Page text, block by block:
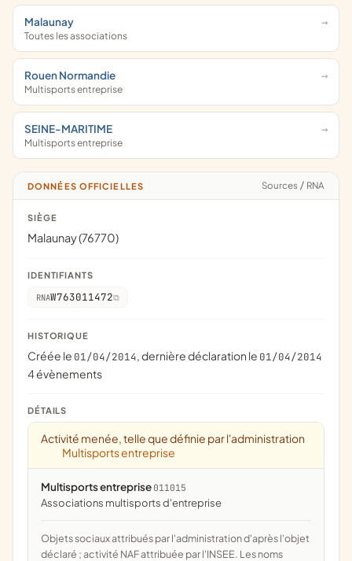
Malaunay
Toutes les associations
Rouen Normandie
Multisports entreprise
SEINE-MARITIME
Multisports entreprise
DONNÉES OFFICIELLES Sources / RNA
SIÈGE
Malaunay (76770)
IDENTIFIANTS
RNAW763011472
HISTORIQUE
Créée le 01/04/2014, dernière déclaration le 01/04/2014
4 évènements
DÉTAILS
Activité menée, telle que définie par l'administration
Multisports entreprise
Multisports entreprise 011015
associations multisports d'entreprise
Objets sociaux attribués par l'administration d'après l'objet
déclaré ; activité NAF attribuée par l'INSEE. Les noms